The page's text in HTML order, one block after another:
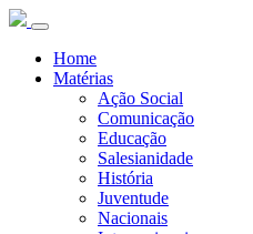
Home
Matérias
Ação Social
Comunicação
Educação
Salesianidade
História
Juventude
Nacionais